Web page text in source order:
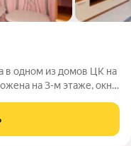
в одном из домов ЦК на
на 3-м этаже, окна
и бытовой техникой.